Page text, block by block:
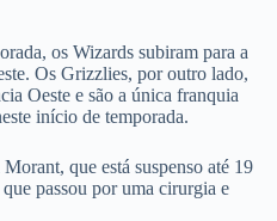
os Wizards subiram para a
Os Grizzlies, por outro lado,
Oeste e são a única franquia
início de temporada.
que está suspenso até 19
passou por uma cirurgia e